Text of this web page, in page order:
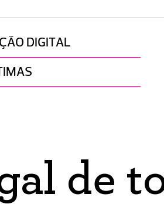
DIGITAL
de